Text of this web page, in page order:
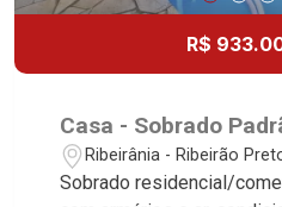
R$
Casa - Sobrado
Ribeirânia - Ribeirão
Sobrado residencial/